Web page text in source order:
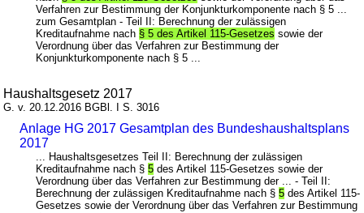
Verfahren zur Bestimmung der Konjunkturkomponente nach § 5 ...
zum Gesamtplan - Teil II: Berechnung der zulässigen
Kreditaufnahme nach § 5 des Artikel 115-Gesetzes sowie der
Verordnung über das Verfahren zur Bestimmung der
Konjunkturkomponente nach § 5 ...
Haushaltsgesetz 2017
G. v. 20.12.2016 BGBl. I S. 3016
Anlage HG 2017 Gesamtplan des Bundeshaushaltsplans
2017
... Haushaltsgesetzes Teil II: Berechnung der zulässigen
Kreditaufnahme nach §5 des Artikel 115-Gesetzes sowie der
Verordnung über das Verfahren zur Bestimmung der ... - Teil II:
Berechnung der zulässigen Kreditaufnahme nach §5 des Artikel 115-
Gesetzes sowie der Verordnung über das Verfahren zur Bestimmung